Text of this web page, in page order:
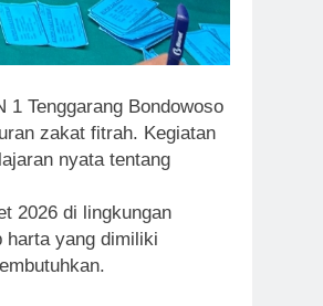
Tenggarang Bondowoso
zakat fitrah. Kegiatan
nyata tentang
2026 di lingkungan
harta yang dimiliki